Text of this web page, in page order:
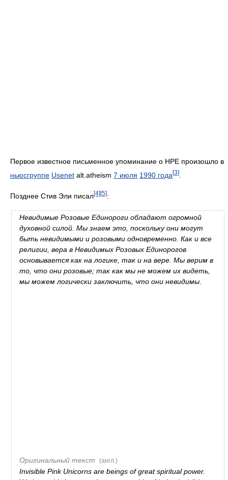
Первое известное письменное упоминание о НРЕ произошло в
ньюсгруппе Usenet alt.atheism 7 июля 1990 года[3]
Позднее Стив Эли писал[4] [5]:
Невидимые Розовые Единороги обладают огромной
духовной силой. Мы знаем это, поскольку они могут
быть невидимыми и розовыми одновременно. Как и все
религии, вера в Невидимых Розовых Единорогов
основывается как на логике, так и на вере. Мы верим в
то, что они розовые; так как мы не можем их видеть,
мы можем логически заключить, что они невидимы
Оригинальный текст (англ.)
Invisible Pink Unicorns are beings of great spiritual power.